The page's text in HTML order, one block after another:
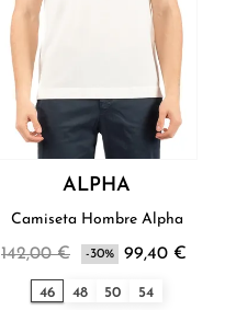
ALPHA
Camiseta Hombre Alpha
142,00 € -30% 99,40 €
46 48 50 54